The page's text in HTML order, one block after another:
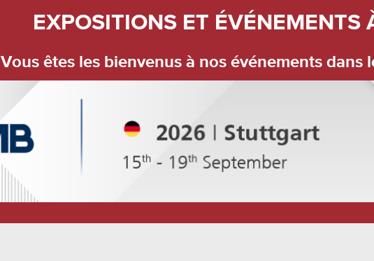
EXPOSITIONS ET ÉVÉNEMENTS
Vous êtes les bienvenus à nos événements dans